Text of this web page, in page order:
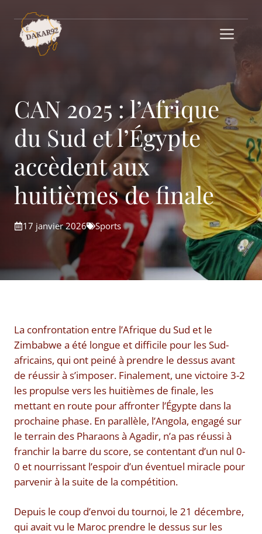
contenu
CAN 2025 : l’Afrique
du Sud et l’Égypte
accèdent aux
huitièmes de finale
17 janvier 2026 Sports
La confrontation entre l’Afrique du Sud et le
Zimbabwe a été longue et difficile pour les Sud-
africains, qui ont peiné à prendre le dessus avant
de réussir à s’imposer. Finalement, une victoire 3-2
les propulse vers les huitièmes de finale, les
mettant en route pour affronter l’Égypte dans la
prochaine phase. En parallèle, l’Angola, engagé sur
le terrain des Pharaons à Agadir, n’a pas réussi à
franchir la barre du score, se contentant d’un nul 0-
0 et nourrissant l’espoir d’un éventuel miracle pour
parvenir à la suite de la compétition.
Depuis le coup d’envoi du tournoi, le 21 décembre,
qui avait vu le Maroc prendre le dessus sur les